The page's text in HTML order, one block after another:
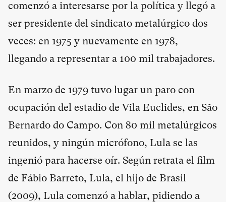
comenzó a interesarse por la política y llegó a
ser presidente del sindicato metalúrgico dos
veces: en 1975 y nuevamente en 1978,
llegando a representar a 100 mil trabajadores.
En marzo de 1979 tuvo lugar un paro con
ocupación del estadio de Vila Euclides, en São
Bernardo do Campo. Con 80 mil metalúrgicos
reunidos, y ningún micrófono, Lula se las
ingenió para hacerse oír. Según retrata el film
de Fábio Barreto, Lula, el hijo de Brasil
(2009), Lula comenzó a hablar, pidiendo a